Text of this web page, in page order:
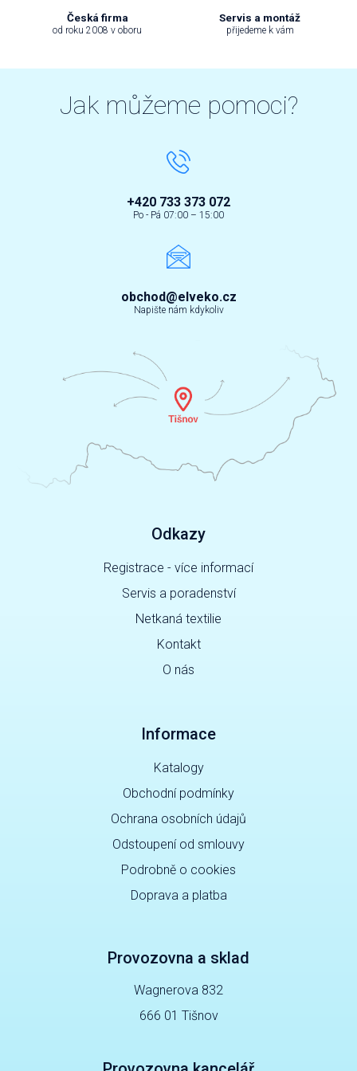
Česká firma
od roku 2008 v oboru
Servis a montáž
přijedeme k vám
Jak můžeme pomoci?
+420 733 373 072
Po - Pá 07:00 – 15:00
obchod@elveko.cz
Napište nám kdykoliv
Odkazy
Registrace - více informací
Servis a poradenství
Netkaná textilie
Kontakt
O nás
Informace
Katalogy
Obchodní podmínky
Ochrana osobních údajů
Odstoupení od smlouvy
Podrobně o cookies
Doprava a platba
Provozovna a sklad
Wagnerova 832
666 01 Tišnov